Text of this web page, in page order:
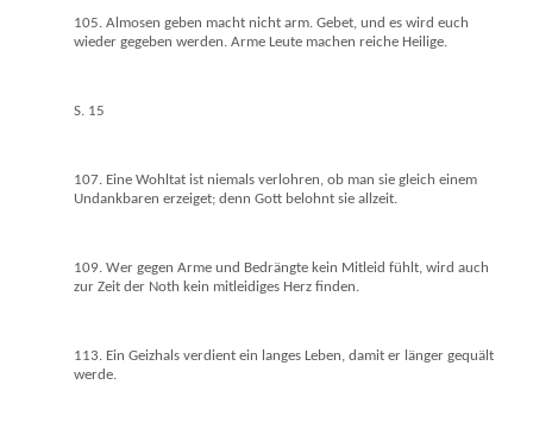
105. Almosen geben macht nicht arm. Gebet, und es wird euch
wieder gegeben werden. Arme Leute machen reiche Heilige.
S. 15
107. Eine Wohltat ist niemals verlohren, ob man sie gleich einem
Undankbaren erzeiget; denn Gott belohnt sie allzeit.
109. Wer gegen Arme und Bedrängte kein Mitleid fühlt, wird auch
zur Zeit der Noth kein mitleidiges Herz finden.
113. Ein Geizhals verdient ein langes Leben, damit er länger gequält
werde.